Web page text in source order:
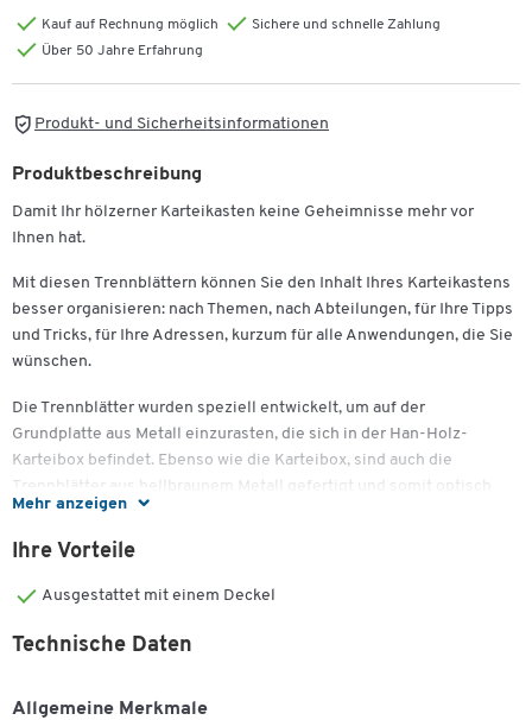
Kauf auf Rechnung möglich
Sichere und schnelle Zahlung
Über 50 Jahre Erfahrung
Produkt- und Sicherheitsinformationen
Mehr anzeigen
Produktbeschreibung
Damit Ihr hölzerner Karteikasten keine Geheimnisse mehr vor
Ihnen hat.
Mit diesen Trennblättern können Sie den Inhalt Ihres Karteikastens
besser organisieren: nach Themen, nach Abteilungen, für Ihre Tipps
und Tricks, für Ihre Adressen, kurzum für alle Anwendungen, die Sie
wünschen.
Die Trennblätter wurden speziell entwickelt, um auf der
Grundplatte aus Metall einzurasten, die sich in der Han-Holz-
Karteibox befindet. Ebenso wie die Karteibox, sind auch die
Trennblätter aus hellbraunem Metall gefertigt und somit optisch
aufeinander abgestimmt.
Schaefer Shop Tipp: Es sind verschiedene Formate erhältlich,
wählen Sie das Format entsprechend der Größe Ihrer Karteibox aus.
Wichtige Details:
Rastet in Metallrasterboden der Box ein
Ihre Vorteile
Ausgestattet mit einem Deckel
Technische Daten
Allgemeine Merkmale